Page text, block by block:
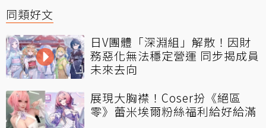
同類好文
日V團體「深淵組」解散！因財
務惡化無法穩定營運 同步揭成員
未來去向
展現大胸襟！Coser扮《絕區
零》蕾米埃爾粉絲福利給好給滿